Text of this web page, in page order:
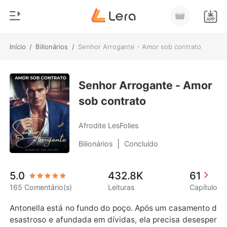
Início / Bilionários / Senhor Arrogante - Amor sob contrato
Loja
Histórico
Sair
Baixar App
Gênero
Moderno
Lobisomem
Contos
Bilionários
Senhor Arrogante - Amor
sob contrato
Afrodite LesFolies
Bilionários Concluído
5.0
165 Comentário(s)
432.8K
Leituras
61
Capítulo
Antonella está no fundo do poço. Após um casamento d
esastroso e afundada em dívidas, ela precisa desesper